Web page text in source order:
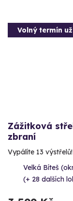
Volný termín
Zážitková
zbraní
Vypálíte 13 výstřelů!
Velká Bíteš
(+ 28 dalších